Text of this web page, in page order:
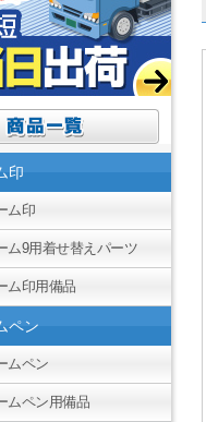
印
ム印
ム9用着せ替えパーツ
ム印用備品
ペン
ムペン
ムペン用備品